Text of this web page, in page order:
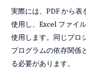
実際には、PDF から
使用し、Excel ファイ
使用します。同じプロ
プログラムの依存関係
る必要があります。